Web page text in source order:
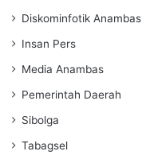
Diskominfotik Anambas
Insan Pers
Media Anambas
Pemerintah Daerah
Sibolga
Tabagsel